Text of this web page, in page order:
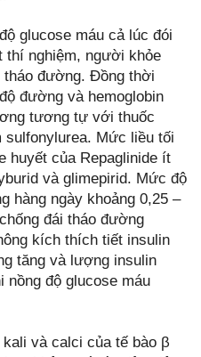
glucose máu cả lúc đói
thí nghiệm, người khỏe
tháo đường. Đồng thời
đường và hemoglobin
tương tự với thuốc
sulfonylurea. Mức liều tối
huyết của Repaglinide ít
và glimepirid. Mức độ
hàng ngày khoảng 0,25 –
đái tháo đường
kích thích tiết insulin
tăng và lượng insulin
nồng độ glucose máu
và calci của tế bào β